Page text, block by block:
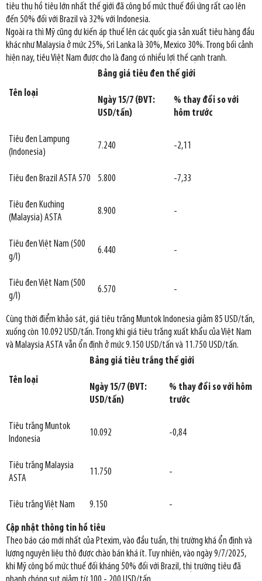
tiêu thụ hồ tiêu lớn nhất thế giới đã công bố mức thuế đối ứng rất cao lên
đến 50% đối với Brazil và 32% với Indonesia.
Ngoài ra thì Mỹ cũng dự kiến áp thuế lên các quốc gia sản xuất tiêu hàng đầu
khác như Malaysia ở mức 25%, Sri Lanka là 30%, Mexico 30%. Trong bối cảnh
hiện nay, tiêu Việt Nam được cho là đang có nhiều lợi thế cạnh tranh.
Tên loại
Bảng giá tiêu đen thế giới
Ngày 15/7 (ĐVT:
USD/tấn)
% thay đổi so với
hôm trước
Tiêu đen Lampung
(Indonesia)
7.240 -2,11
Tiêu đen Brazil ASTA 570 5.800 -7,33
Tiêu đen Kuching
(Malaysia) ASTA
8.900 -
Tiêu đen Việt Nam (500
g/l)
6.440 -
Tiêu đen Việt Nam (500
g/l)
6.570 -
Cùng thời điểm khảo sát, giá tiêu trắng Muntok Indonesia giảm 85 USD/tấn,
xuống còn 10.092 USD/tấn. Trong khi giá tiêu trắng xuất khẩu của Việt Nam
và Malaysia ASTA vẫn ổn định ở mức 9.150 USD/tấn và 11.750 USD/tấn.
Tên loại
Bảng giá tiêu trắng thế giới
Ngày 15/7 (ĐVT:
USD/tấn)
% thay đổi so với hôm
trước
Tiêu trắng Muntok
Indonesia
10.092 -0,84
Tiêu trắng Malaysia
ASTA
11.750 -
Tiêu trắng Việt Nam 9.150 -
Cập nhật thông tin hồ tiêu
Theo báo cáo mới nhất của Ptexim, vào đầu tuần, thị trường khá ổn định và
lượng nguyên liệu thô được chào bán khá ít. Tuy nhiên, vào ngày 9/7/2025,
khi Mỹ công bố mức thuế đối kháng 50% đối với Brazil, thị trường tiêu đã